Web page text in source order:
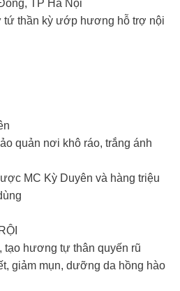
TP Hà Nội
tứ thần kỳ ướp hương hỗ trợ nội
quản nơi khô ráo, trắng ánh
MC Kỳ Duyên và hàng triệu
tạo hương tự thân quyến rũ
giảm mụn, dưỡng da hồng hào